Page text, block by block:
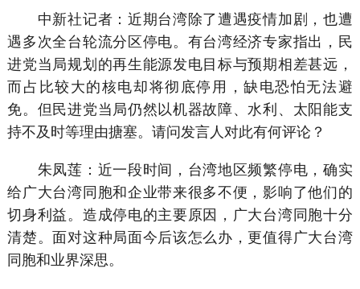
中新社记者：近期台湾除了遭遇疫情加剧，也遭
遇多次全台轮流分区停电。有台湾经济专家指出，民
进党当局规划的再生能源发电目标与预期相差甚远，
而占比较大的核电却将彻底停用，缺电恐怕无法避
免。但民进党当局仍然以机器故障、水利、太阳能支
持不及时等理由搪塞。请问发言人对此有何评论？
朱凤莲：近一段时间，台湾地区频繁停电，确实
给广大台湾同胞和企业带来很多不便，影响了他们的
切身利益。造成停电的主要原因，广大台湾同胞十分
清楚。面对这种局面今后该怎么办，更值得广大台湾
同胞和业界深思。